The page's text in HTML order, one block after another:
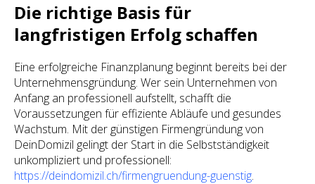
Die richtige Basis für
langfristigen Erfolg schaffen
Eine erfolgreiche Finanzplanung beginnt bereits bei der
Unternehmensgründung. Wer sein Unternehmen von
Anfang an professionell aufstellt, schafft die
Voraussetzungen für effiziente Abläufe und gesundes
Wachstum. Mit der günstigen Firmengründung von
DeinDomizil gelingt der Start in die Selbstständigkeit
unkompliziert und professionell:
https://deindomizil.ch/firmengruendung-guenstig.